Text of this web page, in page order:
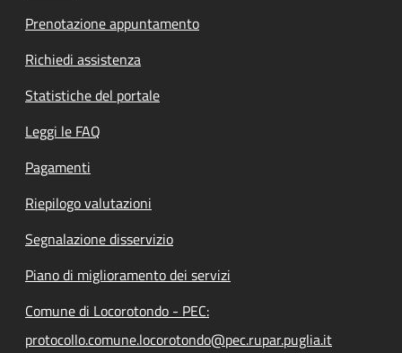
Prenotazione appuntamento
Richiedi assistenza
Statistiche del portale
Leggi le FAQ
Pagamenti
Riepilogo valutazioni
Segnalazione disservizio
Piano di miglioramento dei servizi
Comune di Locorotondo - PEC:
protocollo.comune.locorotondo@pec.rupar.puglia.it